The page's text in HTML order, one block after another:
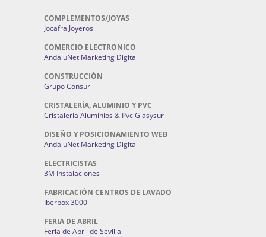
COMPLEMENTOS/JOYAS
Jocafra Joyeros
COMERCIO ELECTRONICO
AndaluNet Marketing Digital
CONSTRUCCIÓN
Grupo Consur
CRISTALERÍA, ALUMINIO Y PVC
Cristaleria Aluminios & Pvc Glasysur
DISEÑO Y POSICIONAMIENTO WEB
AndaluNet Marketing Digital
ELECTRICISTAS
3M Instalaciones
FABRICACIÓN CENTROS DE LAVADO
Iberbox 3000
FERIA DE ABRIL
Feria de Abril de Sevilla